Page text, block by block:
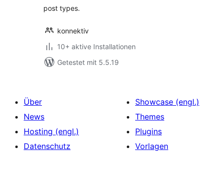
post types.
konnektiv
10+ aktive Installationen
Getestet mit 5.5.19
Über
News
Hosting (engl.)
Datenschutz
Showcase (engl.)
Themes
Plugins
Vorlagen